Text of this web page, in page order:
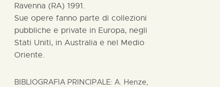
Ravenna (RA) 1991.
Sue opere fanno parte di collezioni
pubbliche e private in Europa, negli
Stati Uniti, in Australia e nel Medio
Oriente.
BIBLIOGRAFIA PRINCIPALE: A. Henze,